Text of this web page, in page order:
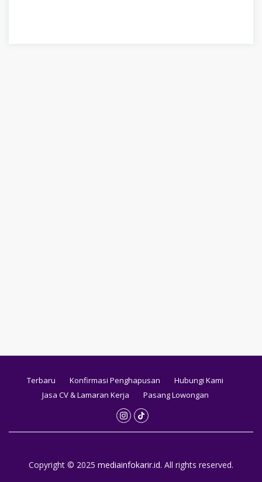
Terbaru Konfirmasi Penghapusan
Hubungi Kami
Jasa CV & Lamaran Kerja
Pasang Lowongan
Copyright © 2025 mediainfokarir.id. All rights reserved.